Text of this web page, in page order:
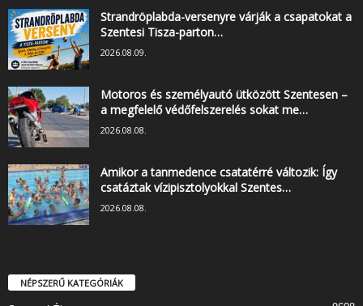
Strandröplabda-versenyre várják a csapatokat a
Szentesi Tisza-parton…
2026.08.09.
Motoros és személyautó ütközött Szentesen –
a megfelelő védőfelszerelés sokat me…
2026.08.08.
Amikor a tanmedence csatatérré változik: Így
csatáztak vízipisztolyokkal Szentes…
2026.08.08.
NÉPSZERŰ KATEGÓRIÁK